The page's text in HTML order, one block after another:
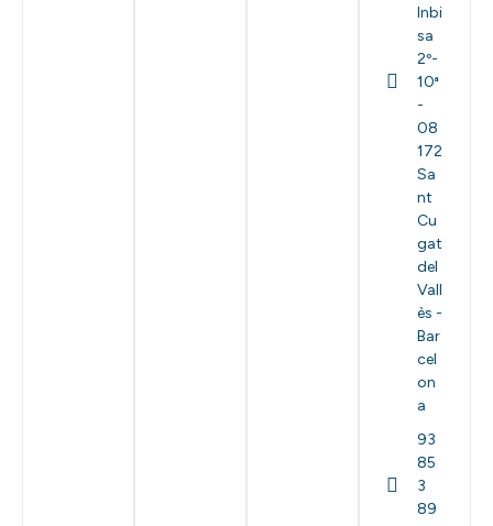
Inbi
sa
2º-
10ª
-
08
172
Sa
nt
Cu
gat
del
Vall
ès -
Bar
cel
on
a
93
85
3
89